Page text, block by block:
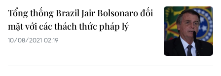
Tổng thống Brazil Jair Bolsonaro đối
mặt với các thách thức pháp lý
10/08/2021 02:19